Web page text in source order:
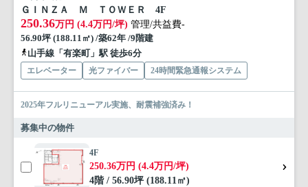
ＧＩＮＺＡ Ｍ ＴＯＷＥＲ 4F
250.36万円 (4.4万円/坪) 管理/共益費-
56.90坪 (188.11㎡) /築62年 /9階建
山手線「有楽町」駅 徒歩6分
エレベーター 光ファイバー 24時間緊急通報システム
2025年フルリニューアル実施、耐震補強済み！
募集中の物件
4F
250.36万円 (4.4万円/坪)
4階 / 56.90坪 (188.11㎡)